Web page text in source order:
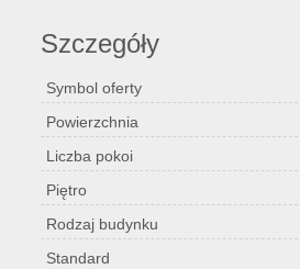
Szczegóły
Symbol oferty
Powierzchnia
Liczba pokoi
Piętro
Rodzaj budynku
Standard